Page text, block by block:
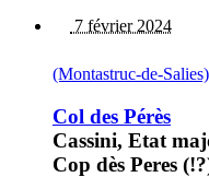
7 février 2024
(Montastruc-de-Salies)
Col des Pérès
Cassini, Etat
Cop dès Peres